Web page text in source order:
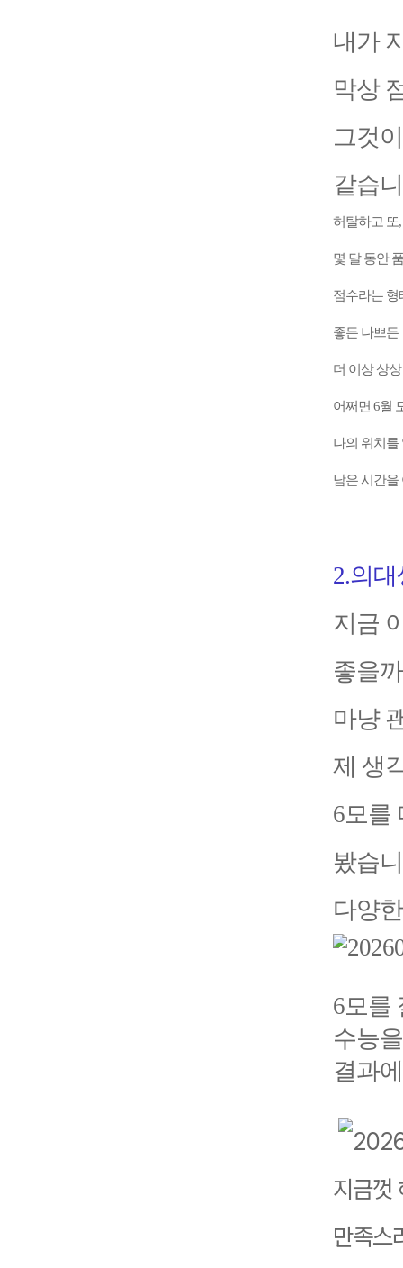
내가
막상
그것
같습
허탈하고 또,
몇 달 동안
점수라는 형
좋든 나쁘든
더 이상 상
어쩌면 6월
나의 위치를
남은 시간을
2.의
지금
좋을
마냥
제 생
6모를
봤습
다양
6모를
수능
결과
지금껏
만족스